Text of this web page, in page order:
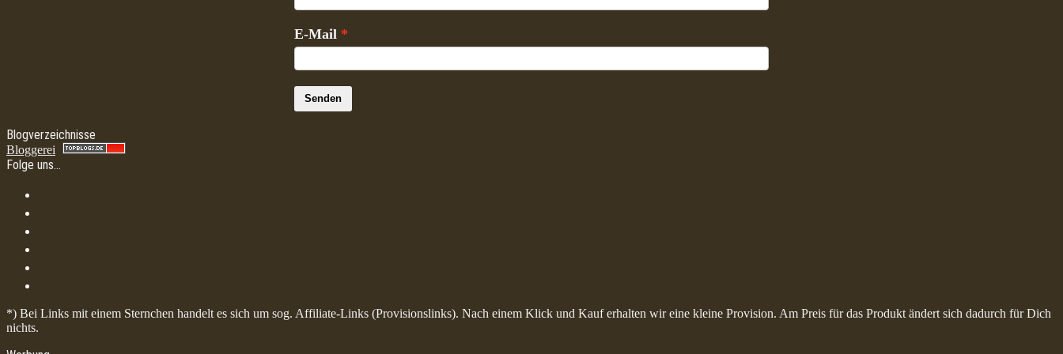
E-Mail
Senden
Blogverzeichnisse
Bloggerei
Folge uns…
*) Bei Links mit einem Sternchen handelt es sich um sog. Affiliate-Links (Provisionslinks). Nach einem Klick und Kauf erhalten wir eine kleine Provision. Am Preis für das Produkt ändert sich dadurch für Dich
nichts.